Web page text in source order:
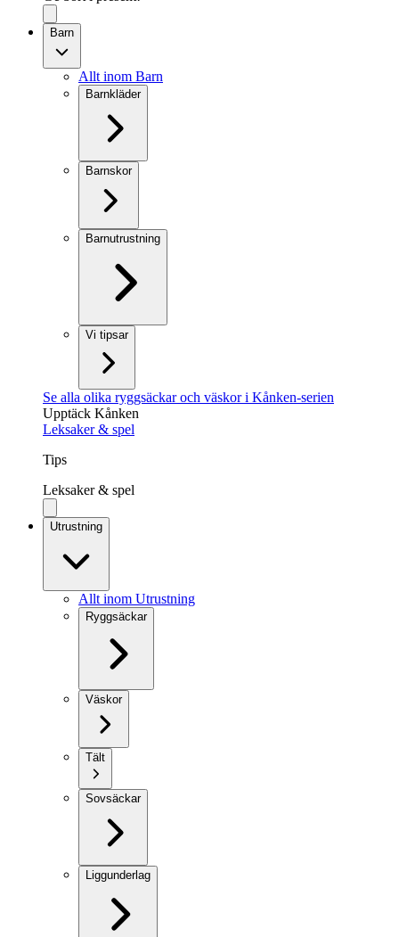
Barn
Allt inom Barn
Barnkläder
Barnskor
Barnutrustning
Vi tipsar
Se alla olika ryggsäckar och väskor i Kånken-serien
Upptäck Kånken
Leksaker & spel
Tips
Leksaker & spel
Utrustning
Allt inom Utrustning
Ryggsäckar
Väskor
Tält
Sovsäckar
Liggunderlag